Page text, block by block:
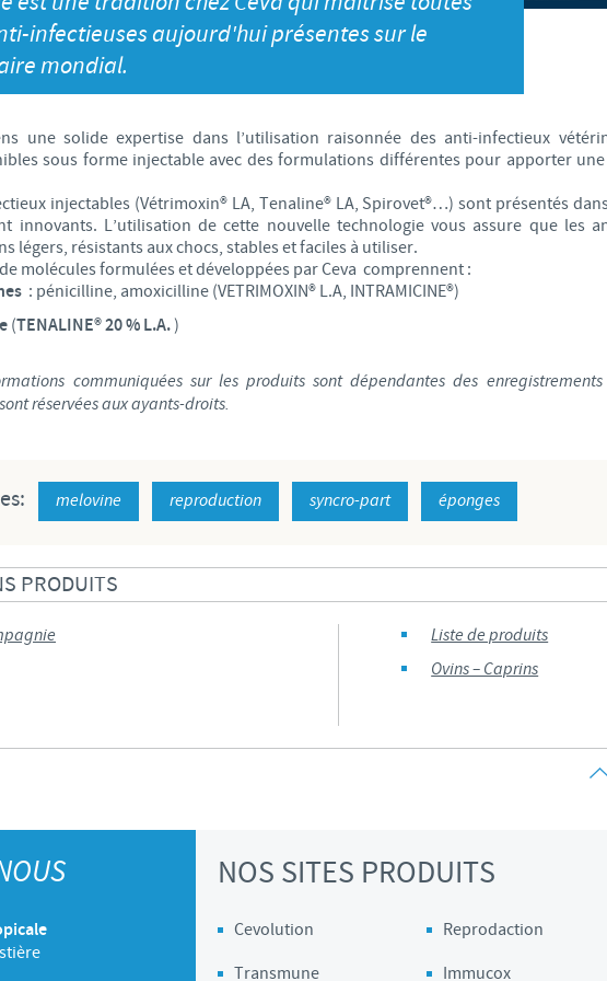
Bulgaria
Chile
China
Colombia
Egypt
Japan
Korea
Malaysia
Mexico
Middle East
Peru
Tunisia
USA
Vous quittez le site pays pour accéder à un autre site du groupe.
pertinente à l'usage dans votre pays.
infectieuses aujourd'hui présentes sur le
mondial.
une solide expertise dans l’utilisation raisonnée des anti-infectieux
sous forme injectable avec des formulations différentes pour apporter
injectables (Vétrimoxin® LA, Tenaline® LA, Spirovet®…) sont présentés dans
innovants. L’utilisation de cette nouvelle technologie vous assure que les
légers, résistants aux chocs, stables et faciles à utiliser.
molécules formulées et développées par Ceva comprennent :
: pénicilline, amoxicilline (VETRIMOXIN® L.A, INTRAMICINE®)
(TENALINE® 20 % L.A.)
communiquées sur les produits sont dépendantes des
réservées aux ayants-droits.
melovine reproduction syncro-part éponges
PRODUITS
Liste de produits
Ovins – Caprins
NOS SITES PRODUITS
Cevolution Reprodaction
Transmune
Immucox